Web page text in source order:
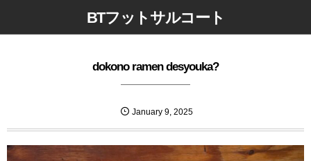
BTフットサルコート
dokono ramen desyouka?
January 9, 2025